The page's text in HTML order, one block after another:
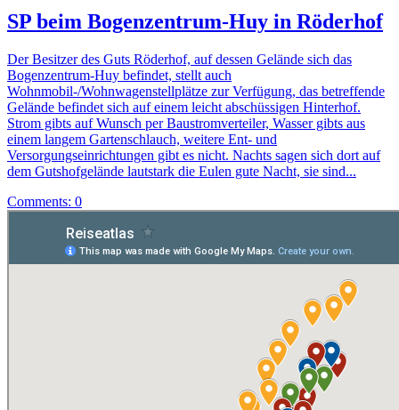
SP beim Bogenzentrum-Huy in Röderhof
Der Besitzer des Guts Röderhof, auf dessen Gelände sich das
Bogenzentrum-Huy befindet, stellt auch
Wohnmobil-/Wohnwagenstellplätze zur Verfügung, das betreffende
Gelände befindet sich auf einem leicht abschüssigen Hinterhof.
Strom gibts auf Wunsch per Baustromverteiler, Wasser gibts aus
einem langem Gartenschlauch, weitere Ent- und
Versorgungseinrichtungen gibt es nicht. Nachts sagen sich dort auf
dem Gutshofgelände lautstark die Eulen gute Nacht, sie sind...
Comments: 0